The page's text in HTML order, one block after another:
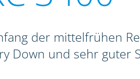
der mittelfrühen
Down und sehr guter